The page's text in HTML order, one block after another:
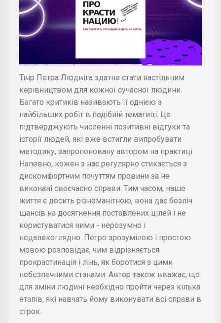
Твір Петра Людвіга здатне стати настільним
керівництвом для кожної сучасної людини.
Багато критиків називають її однією з
найбільших робіт в подібній тематиці. Це
підтверджують численні позитивні відгуки та
історії людей, які вже встигли випробувати
методику, запропоновану автором на практиці.
Напевно, кожен з нас регулярно стикається з
дискомфортним почуттям провини за не
виконані своєчасно справи. Тим часом, наше
життя є досить різноманітною, вона дає безліч
шансів на досягнення поставлених цілей і не
користуватися ними - нерозумно і
недалекоглядно. Петро зрозумілою і простою
мовою розповідає, чим відрізняється
прокрастинація і лінь, як боротися з цими
небезпечними станами. Автор також вважає, що
для зміни людині необхідно пройти через кілька
етапів, які навчать йому виконувати всі справи в
строк.